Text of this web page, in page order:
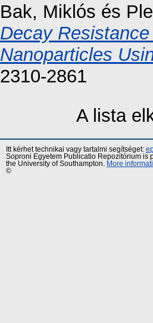
Bak, Miklós és
Decay
Nanoparticles
2310-2861
A lista
Itt kérhet technikai vagy tartalmi segítséget:
Soproni Egyetem Publicatio Repozitórium is
the University of Southampton.
More
©